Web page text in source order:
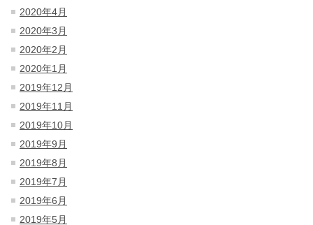
2020年4月
2020年3月
2020年2月
2020年1月
2019年12月
2019年11月
2019年10月
2019年9月
2019年8月
2019年7月
2019年6月
2019年5月